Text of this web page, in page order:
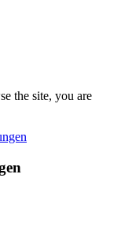
the site, you are